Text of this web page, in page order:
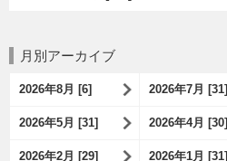
月別アーカイブ
2026年8月 [6] 2026年7月 [31]
2026年5月 [31] 2026年4月 [30]
2026年2月 [29] 2026年1月 [31]